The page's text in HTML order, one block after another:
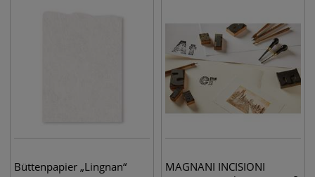
Büttenpapier „Lingnan“
MAGNANI INCISIONI